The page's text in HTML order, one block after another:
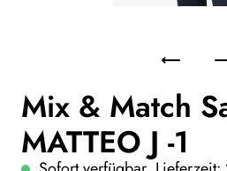
Mix & Match
MATTEO J -1